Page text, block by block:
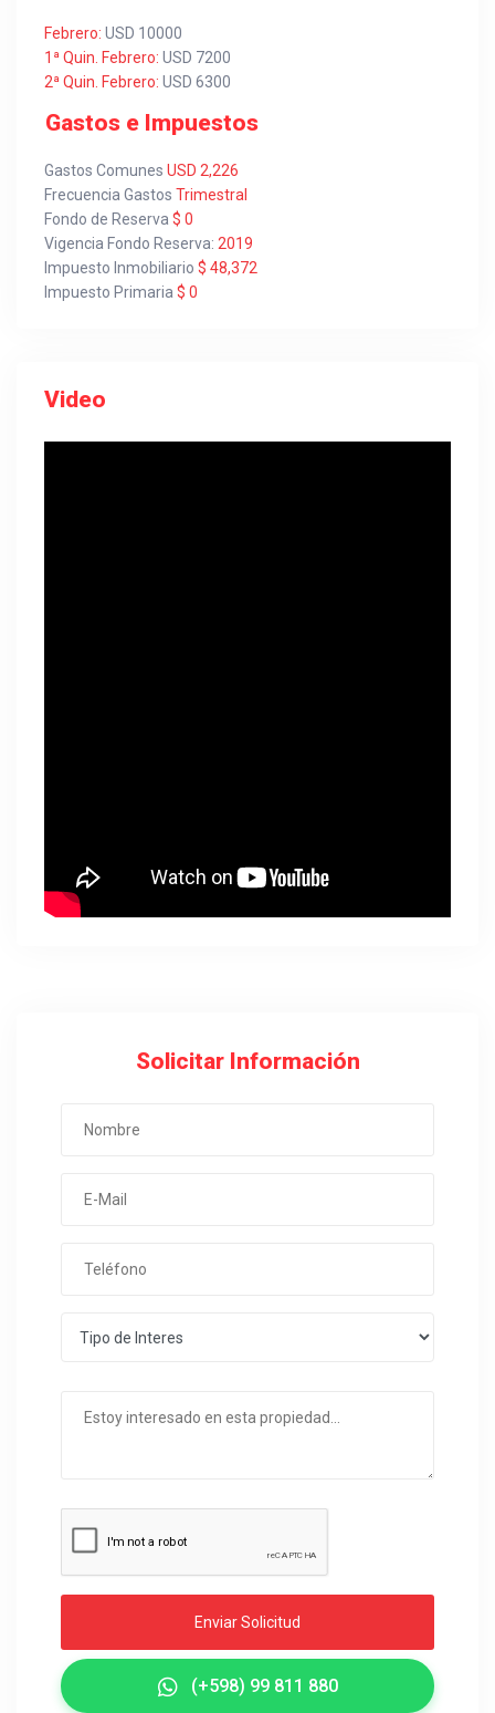
Febrero: USD 10000
1ª Quin. Febrero: USD 7200
2ª Quin. Febrero: USD 6300
Gastos e Impuestos
Gastos Comunes USD 2,226
Frecuencia Gastos Trimestral
Fondo de Reserva $ 0
Vigencia Fondo Reserva: 2019
Impuesto Inmobiliario $ 48,372
Impuesto Primaria $ 0
Video
Solicitar Información
Enviar Solicitud
(+598) 99 811 880